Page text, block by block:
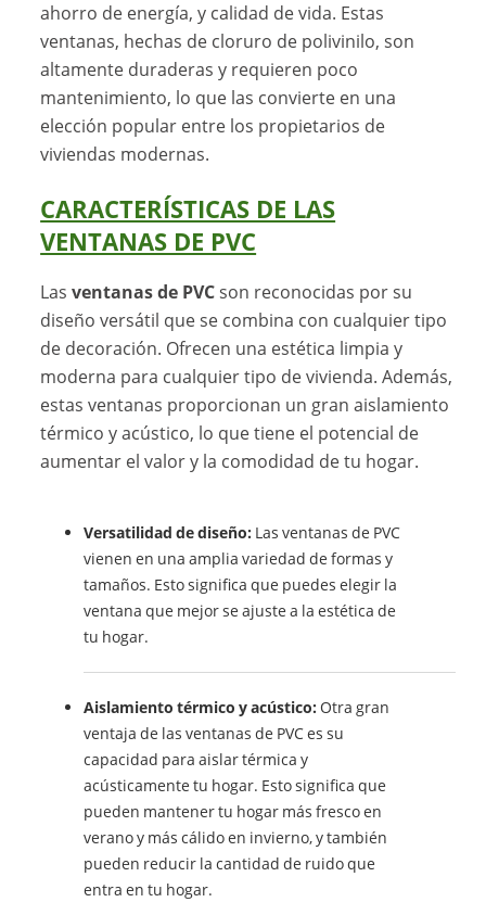
ahorro de energía, y calidad de vida. Estas
ventanas, hechas de cloruro de polivinilo, son
altamente duraderas y requieren poco
mantenimiento, lo que las convierte en una
elección popular entre los propietarios de
viviendas modernas.
CARACTERÍSTICAS DE LAS
VENTANAS DE PVC
Lasventanas de PVCson reconocidas por su
diseño versátil que se combina con cualquier tipo
de decoración. Ofrecen una estética limpia y
moderna para cualquier tipo de vivienda. Además,
estas ventanas proporcionan un gran aislamiento
térmico y acústico, lo que tiene el potencial de
aumentar el valor y la comodidad de tu hogar.
Versatilidad de diseño: Las ventanas de PVC
vienen en una amplia variedad de formas y
tamaños. Esto significa que puedes elegir la
ventana que mejor se ajuste a la estética de
tu hogar.
Aislamiento térmico y acústico: Otra gran
ventaja de las ventanas de PVC es su
capacidad para aislar térmica y
acústicamente tu hogar. Esto significa que
pueden mantener tu hogar más fresco en
verano y más cálido en invierno, y también
pueden reducir la cantidad de ruido que
entra en tu hogar.